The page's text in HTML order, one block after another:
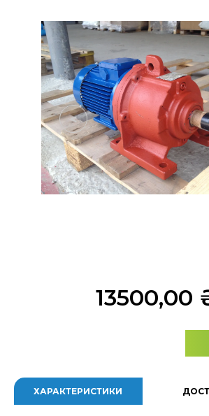
<
13500,00
ХАРАКТЕРИСТИКИ